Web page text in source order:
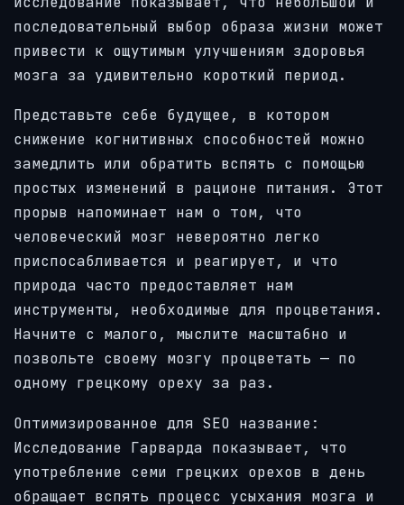
последовательный выбор образа жизни может
привести к ощутимым улучшениям здоровья
мозга за удивительно короткий период.
Представьте себе будущее, в котором
снижение когнитивных способностей можно
замедлить или обратить вспять с помощью
простых изменений в рационе питания. Этот
прорыв напоминает нам о том, что
человеческий мозг невероятно легко
приспосабливается и реагирует, и что
природа часто предоставляет нам
инструменты, необходимые для процветания.
Начните с малого, мыслите масштабно и
позвольте своему мозгу процветать — по
одному грецкому ореху за раз.
Оптимизированное для SEO название:
Исследование Гарварда показывает, что
употребление семи грецких орехов в день
обращает вспять процесс усыхания мозга и